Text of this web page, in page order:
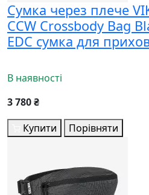
Сумка через плече
CCW Crossbody Bag
EDC сумка для
В наявності
3 780 ₴
Купити
Порівняти